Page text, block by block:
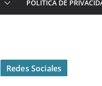
POLÍTICA DE
Redes Sociales